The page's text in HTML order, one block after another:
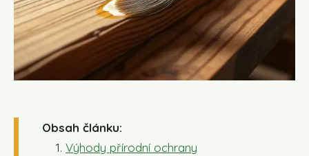
Obsah článku:
Výhody přírodní ochrany